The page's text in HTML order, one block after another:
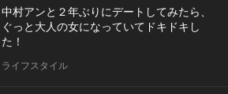
中村アンと２年ぶりにデートしてみたら、
ぐっと大人の女になっていてドキドキし
た！
ライフスタイル